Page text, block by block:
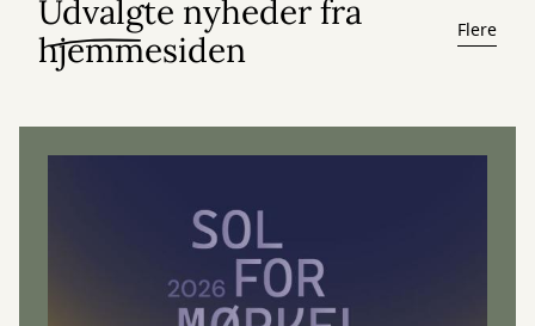
Udvalgte nyheder fra
hjemmesiden
Flere